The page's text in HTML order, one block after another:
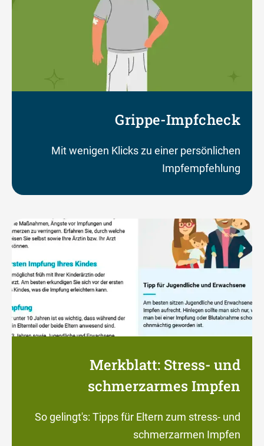
Grippe-Impfcheck
Mit wenigen Klicks zu einer persönlichen
Impfempfehlung
Merkblatt: Stress- und
schmerzarmes Impfen
So gelingt's: Tipps für Eltern zum stress- und
schmerzarmen Impfen